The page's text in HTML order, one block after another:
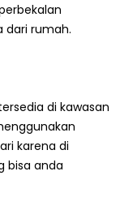
dari rumah.
di kawasan
karena di
bisa anda